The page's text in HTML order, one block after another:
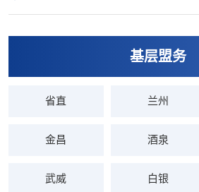
基层盟务
省直 兰州
金昌 酒泉
武威 白银